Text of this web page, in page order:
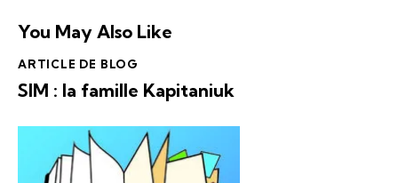
You May Also Like
ARTICLE DE BLOG
SIM : la famille Kapitaniuk